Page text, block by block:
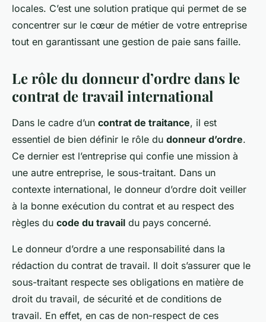
locales. C’est une solution pratique qui permet de se
concentrer sur le cœur de métier de votre entreprise
tout en garantissant une gestion de paie sans faille.
Le rôle du donneur d’ordre dans le
contrat de travail international
Dans le cadre d’un contrat de traitance, il est
essentiel de bien définir le rôle du donneur d’ordre.
Ce dernier est l’entreprise qui confie une mission à
une autre entreprise, le sous-traitant. Dans un
contexte international, le donneur d’ordre doit veiller
à la bonne exécution du contrat et au respect des
règles du code du travail du pays concerné.
Le donneur d’ordre a une responsabilité dans la
rédaction du contrat de travail. Il doit s’assurer que le
sous-traitant respecte ses obligations en matière de
droit du travail, de sécurité et de conditions de
travail. En effet, en cas de non-respect de ces